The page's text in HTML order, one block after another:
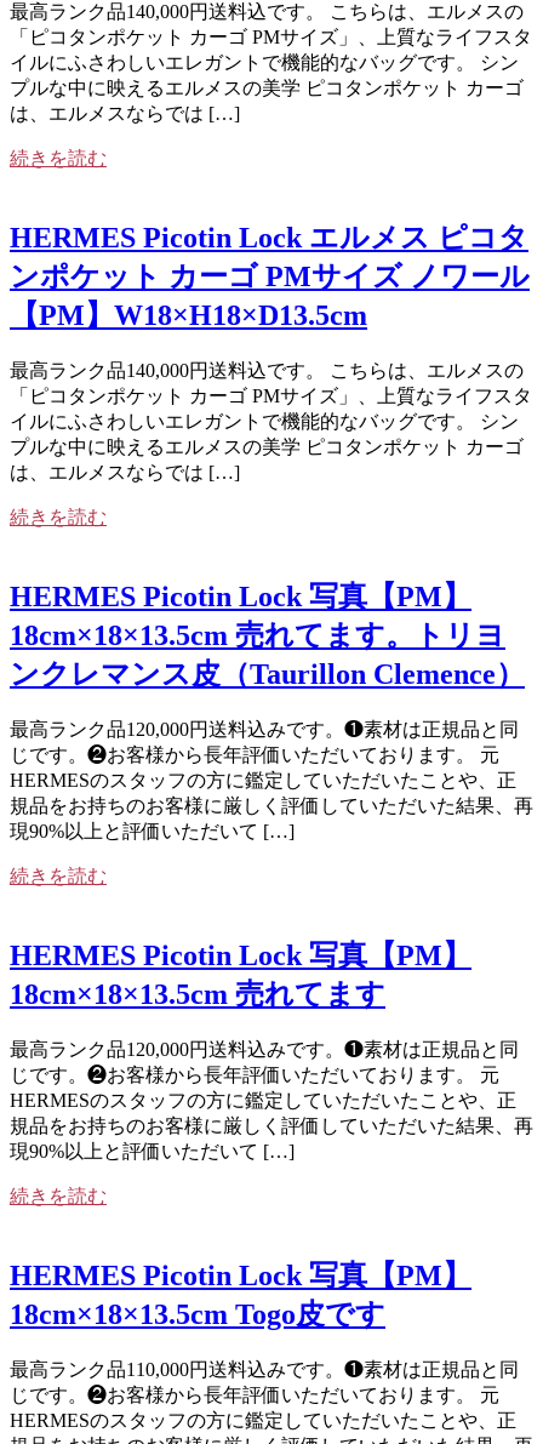
最高ランク品140,000円送料込です。 こちらは、エルメスの
「ピコタンポケット カーゴ PMサイズ」、上質なライフスタ
イルにふさわしいエレガントで機能的なバッグです。 シン
プルな中に映えるエルメスの美学 ピコタンポケット カーゴ
は、エルメスならでは […]
続きを読む
HERMES Picotin Lock エルメス ピコタ
ンポケット カーゴ PMサイズ ノワール
【PM】W18×H18×D13.5cm
最高ランク品140,000円送料込です。 こちらは、エルメスの
「ピコタンポケット カーゴ PMサイズ」、上質なライフスタ
イルにふさわしいエレガントで機能的なバッグです。 シン
プルな中に映えるエルメスの美学 ピコタンポケット カーゴ
は、エルメスならでは […]
続きを読む
HERMES Picotin Lock 写真【PM】
18cm×18×13.5cm 売れてます。トリヨ
ンクレマンス皮（Taurillon Clemence）
最高ランク品120,000円送料込みです。❶素材は正規品と同
じです。❷お客様から長年評価いただいております。 元
HERMESのスタッフの方に鑑定していただいたことや、正
規品をお持ちのお客様に厳しく評価していただいた結果、再
現90%以上と評価いただいて […]
続きを読む
HERMES Picotin Lock 写真【PM】
18cm×18×13.5cm 売れてます
最高ランク品120,000円送料込みです。❶素材は正規品と同
じです。❷お客様から長年評価いただいております。 元
HERMESのスタッフの方に鑑定していただいたことや、正
規品をお持ちのお客様に厳しく評価していただいた結果、再
現90%以上と評価いただいて […]
続きを読む
HERMES Picotin Lock 写真【PM】
18cm×18×13.5cm Togo皮です
最高ランク品110,000円送料込みです。❶素材は正規品と同
じです。❷お客様から長年評価いただいております。 元
HERMESのスタッフの方に鑑定していただいたことや、正